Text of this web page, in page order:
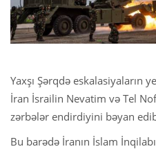
Yaxşı Şərqdə eskalasiyaların
İran İsrailin Nevatim və Tel
zərbələr endirdiyini bəyan
Bu barədə İranın İslam